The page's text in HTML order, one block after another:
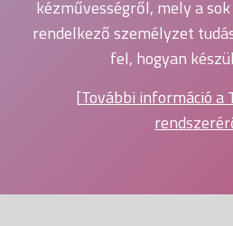
kézművességről, mely a
rendelkező személyzet
fel, hogyan
[További információ a